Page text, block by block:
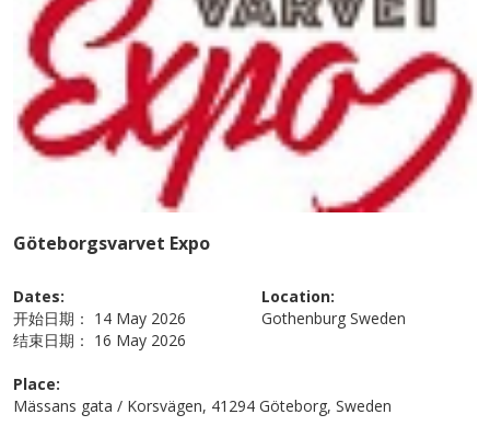
Göteborgsvarvet Expo
Dates:
开始日期： 14 May 2026
结束日期： 16 May 2026
Location:
Gothenburg Sweden
Place:
Mässans gata / Korsvägen, 41294 Göteborg, Sweden